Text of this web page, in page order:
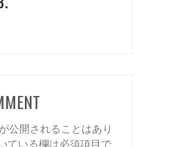
公開されることはあり
ている欄は必須項目で